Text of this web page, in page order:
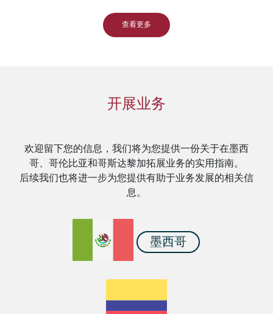
查看更多
开展业务
欢迎留下您的信息，我们将为您提供一份关于在墨西
哥、哥伦比亚和哥斯达黎加拓展业务的实用指南。
后续我们也将进一步为您提供有助于业务发展的相关信
息。
墨西哥